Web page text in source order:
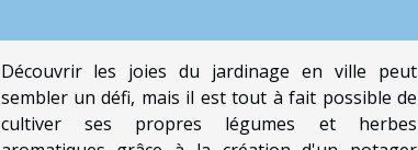
Découvrir les joies du jardinage en ville peut
sembler un défi, mais il est tout à fait possible de
cultiver ses propres légumes et herbes